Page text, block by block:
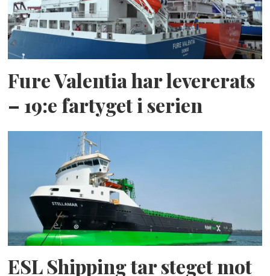
Fure Valentia har levererats
– 19:e fartyget i serien
ESL Shipping tar steget mot